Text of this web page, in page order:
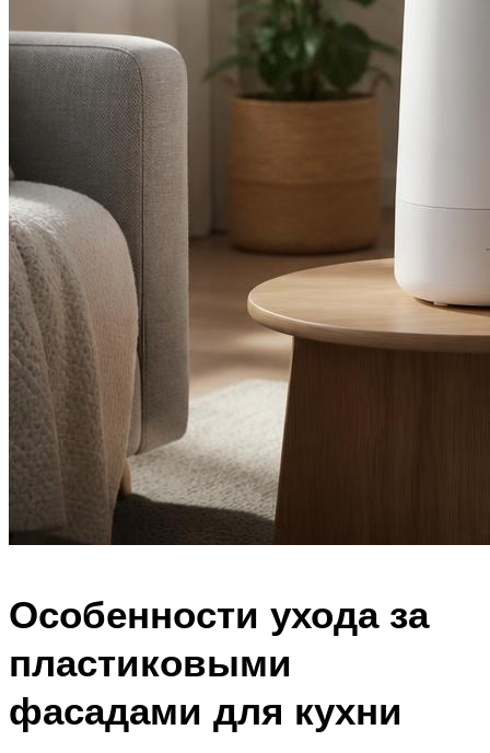
Особенности ухода за
пластиковыми
фасадами для кухни